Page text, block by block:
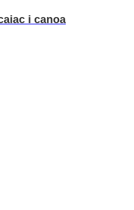
i canoa